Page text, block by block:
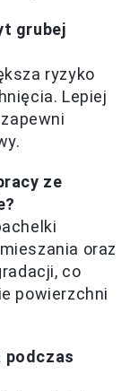
grubej
ryzyko
Lepiej
ze
oraz
co
powierzchni
podczas